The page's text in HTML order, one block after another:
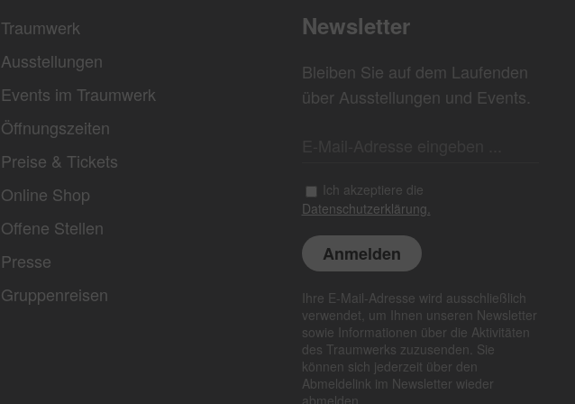
Traumwerk
Ausstellungen
Events im Traumwerk
Öffnungszeiten
Preise & Tickets
Online Shop
Offene Stellen
Presse
Gruppenreisen
Newsletter
Bleiben Sie auf dem Laufenden
über Ausstellungen und Events.
Ich akzeptiere die
Datenschutzerklärung.
Ihre E-Mail-Adresse wird ausschließlich
verwendet, um Ihnen unseren Newsletter
sowie Informationen über die Aktivitäten
des Traumwerks zuzusenden. Sie
können sich jederzeit über den
Abmeldelink im Newsletter wieder